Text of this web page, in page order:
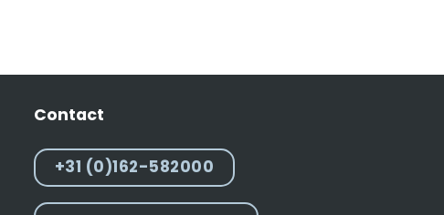
Contact
+31 (0)162-582000